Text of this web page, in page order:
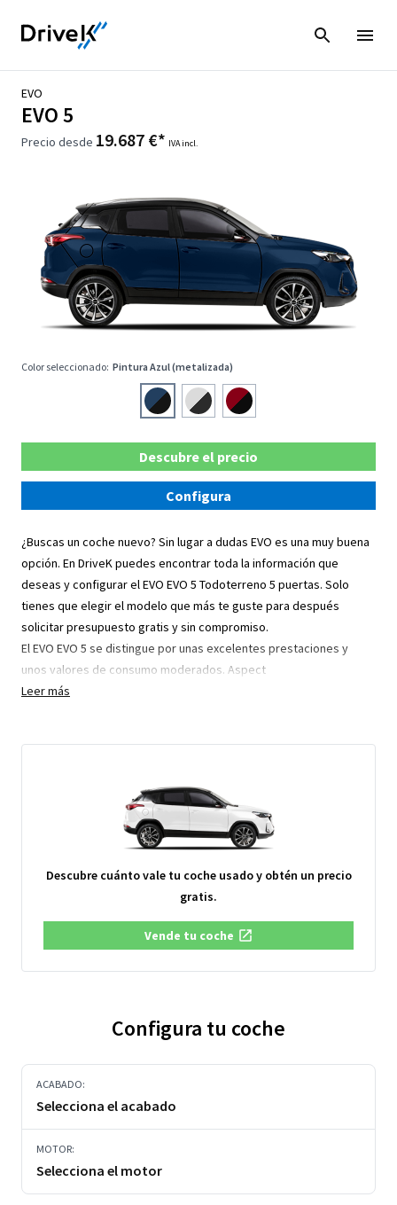
EVO
EVO 5
Precio desde 19.687 €* IVA incl.
Color seleccionado: Pintura Azul (metalizada)
Descubre el precio
Configura
¿Buscas un coche nuevo? Sin lugar a dudas EVO es una muy buena
opción. En DriveK puedes encontrar toda la información que
deseas y configurar el EVO EVO 5 Todoterreno 5 puertas. Solo
tienes que elegir el modelo que más te guste para después
solicitar presupuesto gratis y sin compromiso.
El EVO EVO 5 se distingue por unas excelentes prestaciones y
unos valores de consumo moderados. Aspect
Leer más
Descubre cuánto vale tu coche usado y obtén un precio
gratis.
Vende tu coche
Configura tu coche
ACABADO:
Selecciona el acabado
MOTOR:
Selecciona el motor